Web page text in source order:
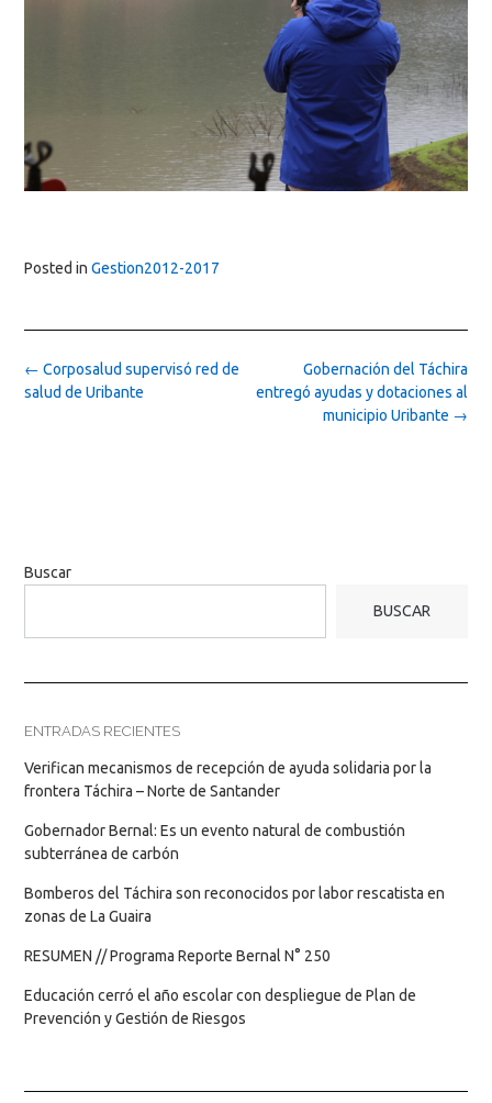
Posted in Gestion2012-2017
Post
navigation
Gobernación del Táchira
entregó ayudas y dotaciones al
municipio Uribante →
← Corposalud supervisó red de
salud de Uribante
Buscar
BUSCAR
ENTRADAS RECIENTES
Verifican mecanismos de recepción de ayuda solidaria por la
frontera Táchira – Norte de Santander
Gobernador Bernal: Es un evento natural de combustión
subterránea de carbón
Bomberos del Táchira son reconocidos por labor rescatista en
zonas de La Guaira
RESUMEN // Programa Reporte Bernal N° 250
Educación cerró el año escolar con despliegue de Plan de
Prevención y Gestión de Riesgos